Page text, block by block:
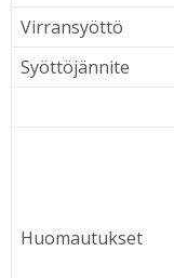
Virransyöttö
Syöttöjännite
Huomautukset